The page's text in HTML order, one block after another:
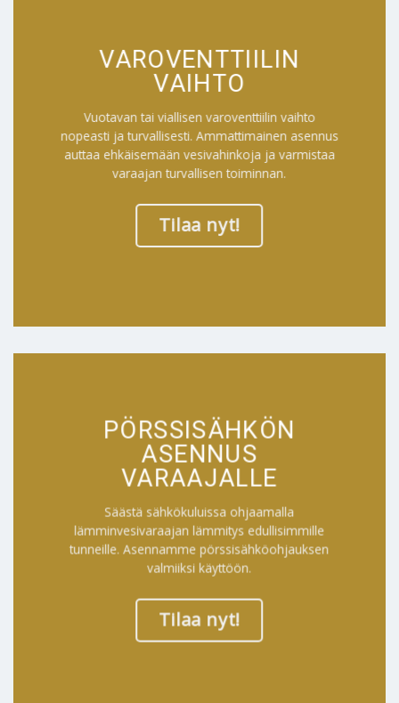
VAROVENTTIILIN
VAIHTO
Vuotavan tai viallisen varoventtiilin vaihto
nopeasti ja turvallisesti. Ammattimainen asennus
auttaa ehkäisemään vesivahinkoja ja varmistaa
varaajan turvallisen toiminnan.
Tilaa nyt!
PÖRSSISÄHKÖN
ASENNUS
VARAAJALLE
Säästä sähkökuluissa ohjaamalla
lämminvesivaraajan lämmitys edullisimmille
tunneille. Asennamme pörssisähköohjauksen
valmiiksi käyttöön.
Tilaa nyt!